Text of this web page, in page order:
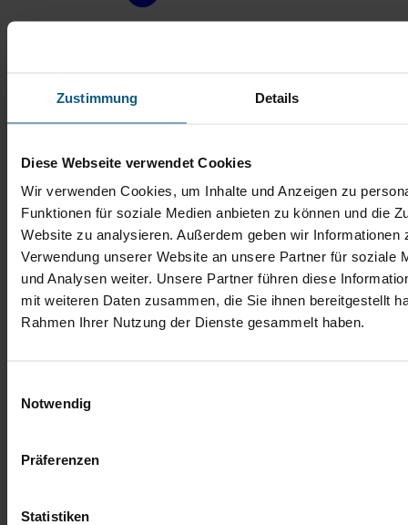
Zustimmung Details
Diese Webseite verwendet Cookies
Wir verwenden Cookies, um Inhalte und Anzeigen zu
Funktionen für soziale Medien anbieten zu können und die
Website zu analysieren. Außerdem geben wir Informationen
Verwendung unserer Website an unsere Partner für soziale
und Analysen weiter. Unsere Partner führen diese
mit weiteren Daten zusammen, die Sie ihnen bereitgestellt
Rahmen Ihrer Nutzung der Dienste gesammelt haben.
Notwendig
Präferenzen
Statistiken
Verkaufsberater Gebrauchtwagen